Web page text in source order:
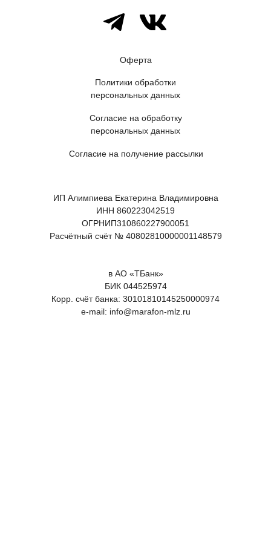
Политики обработки
персональных данных
Согласие на обработку
персональных данных
Согласие на получение рассылки
ИП Алимпиева Екатерина Владимировна
ИНН 860223042519
ОГРНИП310860227900051
Расчётный счёт № 40802810000001148579
в АО «ТБанк»
БИК 044525974
Корр. счёт банка: 30101810145250000974
e-mail: info@marafon-mlz.ru
Оферта